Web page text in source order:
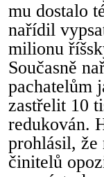
mu dostalo
nařídil
milionu
Současně
pachatelům
zastřelit 10
redukován.
prohlásil,
činitelů